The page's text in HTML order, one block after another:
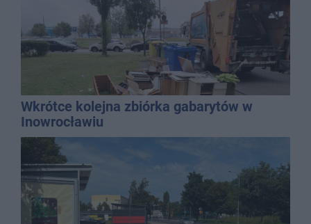
Wkrótce kolejna zbiórka gabarytów w
Inowrocławiu